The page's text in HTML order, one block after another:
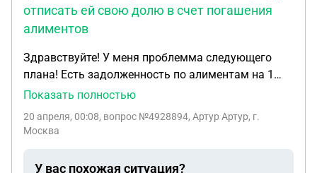
отписать ей свою долю в счет погашения
алиментов
Здравствуйте! У меня проблемма следующего
плана! Есть задолженность по алиментам на 1
млн. руб. Бывшая жена закрыла вопрос у
бумагу, о том что я должен, что бы не возбуждали
Показать полностью
20 апреля, 00:08, вопрос №4928894, Артур Артур, г.
Москва
У вас похожая ситуация?